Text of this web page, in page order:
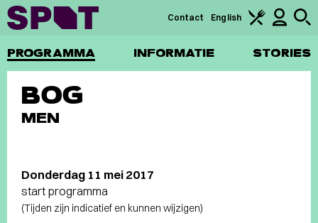
PROGRAMMA INFORMATIE STORIES
Contact English
BOG
MEN
Donderdag 11 mei 2017
start programma
(Tijden zijn indicatief en kunnen wijzigen)